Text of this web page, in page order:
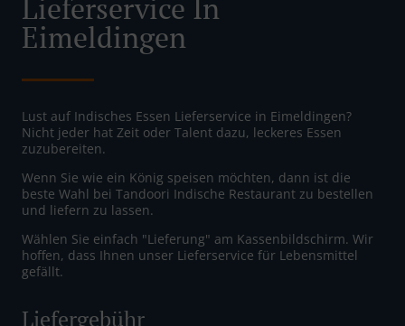
Lieferservice In
Eimeldingen
Lust auf Indisches Essen Lieferservice in Eimeldingen?
Nicht jeder hat Zeit oder Talent dazu, leckeres Essen
zuzubereiten.
Wenn Sie wie ein König speisen möchten, dann ist die
beste Wahl bei Tandoori Indische Restaurant zu bestellen
und liefern zu lassen.
Wählen Sie einfach "Lieferung" am Kassenbildschirm. Wir
hoffen, dass Ihnen unser Lieferservice für Lebensmittel
gefällt.
Liefergebühr